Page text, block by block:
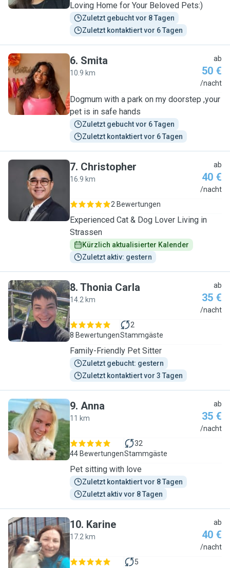
Loving Home for Your Beloved Pets:)
Zuletzt gebucht vor 8 Tagen
Zuletzt kontaktiert vor 6 Tagen
S
6. Smita
10.9 km
ab
50 €
/nacht
Dogmum with a park on my doorstep ,your
pet is in safe hands
Zuletzt gebucht vor 6 Tagen
Zuletzt kontaktiert vor 6 Tagen
C
7. Christopher
16.9 km
ab
40 €
/nacht
2 Bewertungen
Experienced Cat & Dog Lover Living in
Strassen
Kürzlich aktualisierter Kalender
Zuletzt aktiv: gestern
T
8. Thonia Carla
14.2 km
ab
35 €
/nacht
8 Bewertungen
2
Stammgäste
Family-Friendly Pet Sitter
Zuletzt gebucht: gestern
Zuletzt kontaktiert vor 3 Tagen
A
9. Anna
11 km
ab
35 €
/nacht
44 Bewertungen
32
Stammgäste
Pet sitting with love
Zuletzt kontaktiert vor 8 Tagen
Zuletzt aktiv vor 8 Tagen
K
10. Karine
17.2 km
ab
40 €
/nacht
5